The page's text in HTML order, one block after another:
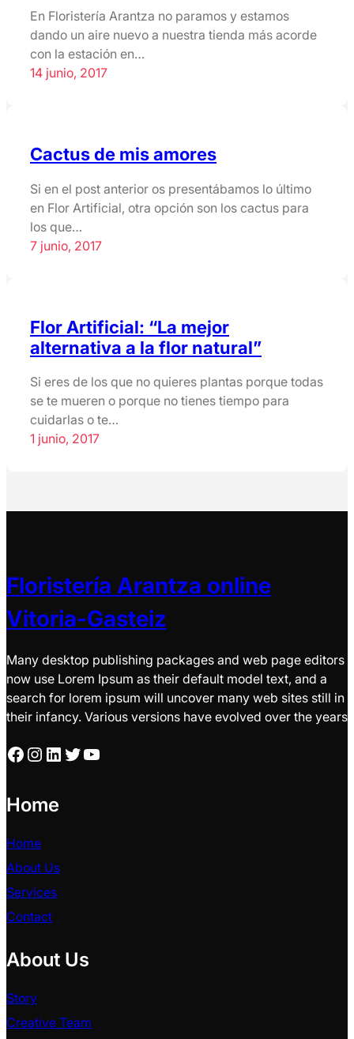
En Floristería Arantza no paramos y estamos
dando un aire nuevo a nuestra tienda más acorde
con la estación en…
14 junio, 2017
Cactus de mis amores
Si en el post anterior os presentábamos lo último
en Flor Artificial, otra opción son los cactus para
los que…
7 junio, 2017
Flor Artificial: “La mejor
alternativa a la flor natural”
Si eres de los que no quieres plantas porque todas
se te mueren o porque no tienes tiempo para
cuidarlas o te…
1 junio, 2017
Floristería Arantza online
Vitoria-Gasteiz
Many desktop publishing packages and web page editors
now use Lorem Ipsum as their default model text, and a
search for lorem ipsum will uncover many web sites still in
their infancy. Various versions have evolved over the years
Facebook Instagram LinkedIn Twitter YouTube
Home
Home
About Us
Services
Contact
About Us
Story
Creative Team